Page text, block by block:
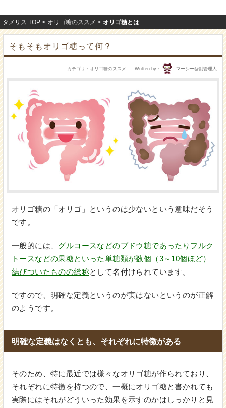
タメリス TOP オリゴ糖のススメ オリゴ糖とは
そもそもオリゴ糖って何？
Written by マーシー@副管理人
カテゴリ オリゴ糖のススメ
オリゴ糖の「オリゴ」というのは少ないという意味だそう
です。
一般的には、 グルコースなどのブドウ糖であったりフルク
トースなどの果糖といった単糖類が数個（3～10個ほど）
結びついたものの総称として名付けられています。
ですので、明確な定義というのが実はないというのが正解
のようです。
明確な定義はなくとも、それぞれに特徴がある
そのため、特に最近では様々なオリゴ糖が作られており、
それぞれに特徴を持つので、一概にオリゴ糖と書かれても
実際にはそれがどういった効果を示すのかはしっかりと見